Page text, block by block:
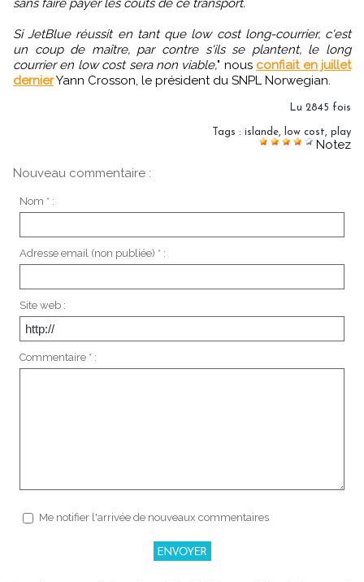
Si JetBlue réussit en tant que low cost long-courrier, c'est
un coup de maître, par contre s'ils se plantent, le long
courrier en low cost sera non viable," nous confiait en juillet
dernierYann Crosson, le président du SNPL Norwegian.
Lu 2845 fois
Tags : islande low cost play
Notez
Nouveau commentaire :
Nom * :
Adresse email (non publiée) * :
Site web :
Commentaire * :
Me notifier l'arrivée de nouveaux commentaires